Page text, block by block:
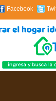
Facebook